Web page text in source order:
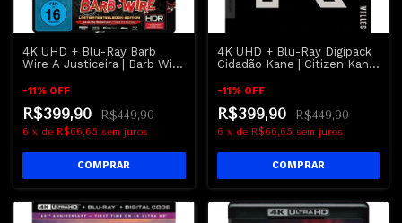
4K UHD + Blu-Ray Barb
Wire A Justiceira | Barb Wire
-11% OFF
R$399,90 R$449,90
6 x de R$66,65 sem juros
4K UHD + Blu-Ray Digipack
Cidadão Kane | Citizen Kane
-11% OFF
R$399,90 R$449,90
6 x de R$66,65 sem juros